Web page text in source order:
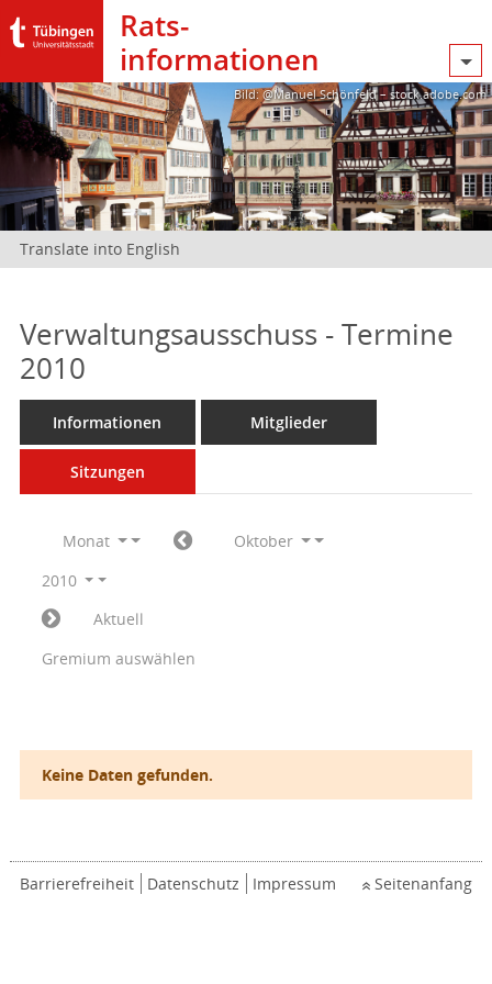
Rats­
informationen
Bild: @Manuel Schönfeld – stock.adobe.com
Translate into English
Verwaltungsausschuss - Termine
2010
Informationen Mitglieder
Sitzungen
Monat
Oktober
2010
Aktuell
Gremium auswählen
Keine Daten gefunden.
Barrierefreiheit Datenschutz Impressum Seitenanfang